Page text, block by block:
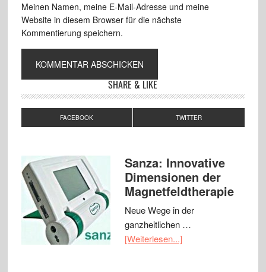
Meinen Namen, meine E-Mail-Adresse und meine
Website in diesem Browser für die nächste
Kommentierung speichern.
SHARE & LIKE
FACEBOOK TWITTER
Sanza: Innovative
Dimensionen der
Magnetfeldtherapie
Neue Wege in der
ganzheitlichen …
[Weiterlesen...]